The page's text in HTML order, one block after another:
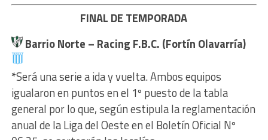
FINAL DE TEMPORADA
Barrio Norte – Racing F.B.C. (Fortín Olavarría)
*Será una serie a ida y vuelta. Ambos equipos
igualaron en puntos en el 1º puesto de la tabla
general por lo que, según estipula la reglamentación
anual de la Liga del Oeste en el Boletín Oficial Nº